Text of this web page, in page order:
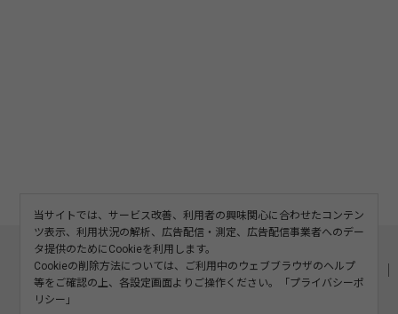
このサイトについて 利用規約
記事の二次利用について
プライバシーポリシー
お問い合わせ
運営会社
当サイトでは、サービス改善、利用者の興味関心に合わせたコンテン
ツ表示、利用状況の解析、広告配信・測定、広告配信事業者へのデー
タ提供のためにCookieを利用します。
Cookieの削除方法については、ご利用中のウェブブラウザのヘルプ
等をご確認の上、各設定画面よりご操作ください。「プライバシーポ
リシー 」